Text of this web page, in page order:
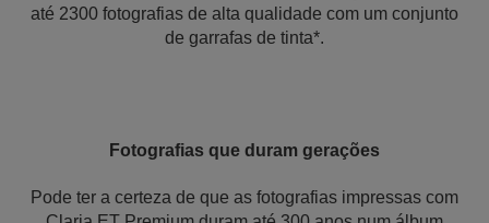
até 2300 fotografias de alta qualidade com um conjunto
de garrafas de tinta*.
Fotografias que duram gerações
Pode ter a certeza de que as fotografias impressas com